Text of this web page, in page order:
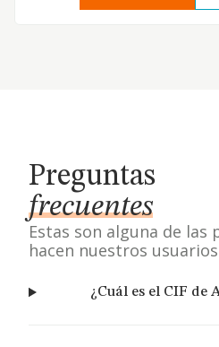
Preguntas
frecuentes
Estas son alguna de las
hacen nuestros usuarios
¿Cuál es el CIF de